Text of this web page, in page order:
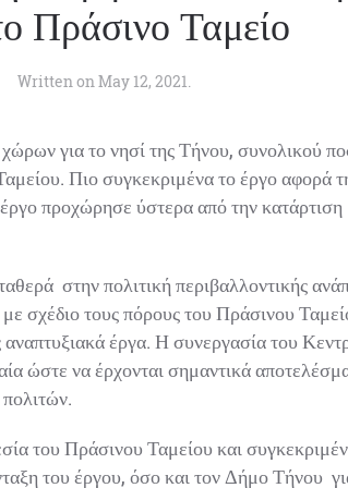
Πράσινο Ταμείο
Written onMay 12, 2021.
για το νησί της Τήνου, συνολικού
Πιο συγκεκριμένα το έργο αφορά
προχώρησε ύστερα από την κατάρτιση
στην πολιτική περιβαλλοντικής
σχέδιο τους πόρους του Πράσινου
αναπτυξιακά έργα. Η συνεργασία του
ώστε να έρχονται σημαντικά
του Πράσινου Ταμείου και
του έργου, όσο και τον Δήμο Τήνου